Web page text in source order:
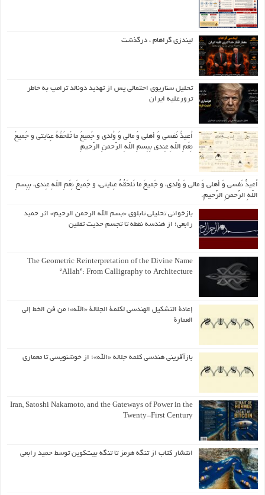
لیندزی گراهام ، درگذشت
تحلیل سناریوی احتمالی پس از تهدید دونالد ترامپ به خاطر
ترورعلیه ایران
اُعیذُ نَفسی وَ أهلی وَ مالی وَ وُلدی و جَمیعَ ما تَلحَقُهُ عِنایتی و جَمیعَ
نِعَمِ اللّهِ عِندی بِبِسمِ اللّهِ الرَّحمنِ الرَّحیمِ
اُعیذُ نَفسی وَ أهلی وَ مالی وَ وُلدی، و جَمیعَ ما تَلحَقُهُ عِنایتی، و جَمیعَ نِعَمِ اللّهِ عِندی، بِبِسمِ
اللّهِ الرَّحمنِ الرَّحیمِ.
بازخوانی تحلیلی تابلوی «بسم الله الرحمن الرحیم» اثر حمید
رابعی؛ از هندسه نقطه تا تجسم حدیث ثقلین
The Geometric Reinterpretation of the Divine Name
“Allah”: From Calligraphy to Architecture
إعادة التشكيل الهندسي لكلمة الجلالة «الله»؛ من فن الخط إلى
العمارة
بازآفرینی هندسی کلمه جلاله «الله»؛ از خوشنویسی تا معماری
Iran, Satoshi Nakamoto, and the Gateways of Power in the
Twenty-First Century
انتشار کتاب از تنگه هرمز تا تنگه بیت‌کوین توسط حمید رابعی